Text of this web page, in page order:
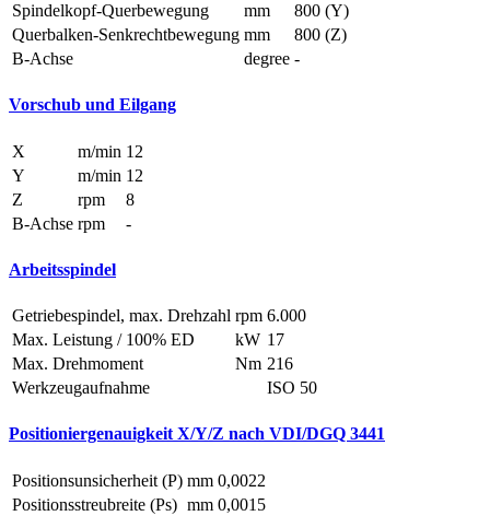
Spindelkopf-Querbewegung
mm
800 (Y)
Querbalken-Senkrechtbewegung mm
800 (Z)
B-Achse
degree -
Vorschub und Eilgang
X m/min 12
Y
m/min 12
Z
rpm
8
B-Achse rpm -
Arbeitsspindel
Getriebespindel, max. Drehzahl rpm 6.000
Max. Leistung / 100% ED
kW 17
Max. Drehmoment
Nm 216
Werkzeugaufnahme
ISO 50
Positioniergenauigkeit X/Y/Z nach VDI/DGQ 3441
Positionsunsicherheit (P) mm 0,0022
Positionsstreubreite (Ps) mm 0,0015